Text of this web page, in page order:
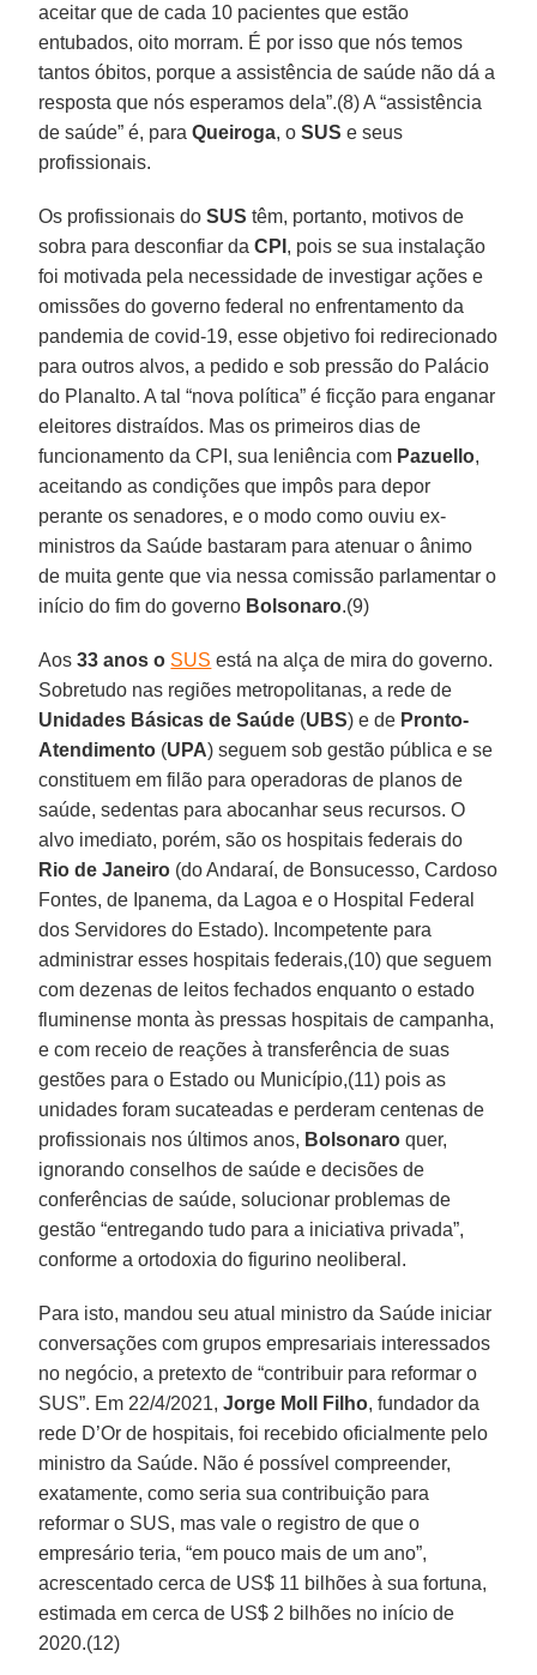
aceitar que de cada 10 pacientes que estão
entubados, oito morram. É por isso que nós temos
tantos óbitos, porque a assistência de saúde não dá a
resposta que nós esperamos dela”.(8) A “assistência
de saúde” é, paraQueiroga, oSUS e seus
profissionais.
Os profissionais doSUS têm, portanto, motivos de
sobra para desconfiar daCPI , pois se sua instalação
foi motivada pela necessidade de investigar ações e
omissões do governo federal no enfrentamento da
pandemia de covid-19, esse objetivo foi redirecionado
para outros alvos, a pedido e sob pressão do Palácio
do Planalto. A tal “nova política” é ficção para enganar
eleitores distraídos. Mas os primeiros dias de
funcionamento da CPI, sua leniência com Pazuello,
aceitando as condições que impôs para depor
perante os senadores, e o modo como ouviu ex-
ministros da Saúde bastaram para atenuar o ânimo
de muita gente que via nessa comissão parlamentar o
início do fim do governo Bolsonaro.(9)
Aos33 anos o SUS está na alça de mira do governo.
Sobretudo nas regiões metropolitanas, a rede de
Unidades Básicas de Saúde (UBS) e de Pronto-
Atendimento (UPA) seguem sob gestão pública e se
constituem em filão para operadoras de planos de
saúde, sedentas para abocanhar seus recursos. O
alvo imediato, porém, são os hospitais federais do
Rio de Janeiro (do Andaraí, de Bonsucesso, Cardoso
Fontes, de Ipanema, da Lagoa e o Hospital Federal
dos Servidores do Estado). Incompetente para
administrar esses hospitais federais,(10) que seguem
com dezenas de leitos fechados enquanto o estado
fluminense monta às pressas hospitais de campanha,
e com receio de reações à transferência de suas
gestões para o Estado ou Município,(11) pois as
unidades foram sucateadas e perderam centenas de
profissionais nos últimos anos, Bolsonaro quer,
ignorando conselhos de saúde e decisões de
conferências de saúde, solucionar problemas de
gestão “entregando tudo para a iniciativa privada”,
conforme a ortodoxia do figurino neoliberal.
Para isto, mandou seu atual ministro da Saúde iniciar
conversações com grupos empresariais interessados
no negócio, a pretexto de “contribuir para reformar o
SUS”. Em 22/4/2021,Jorge Moll Filho, fundador da
rede D’Or de hospitais, foi recebido oficialmente pelo
ministro da Saúde. Não é possível compreender,
exatamente, como seria sua contribuição para
reformar o SUS, mas vale o registro de que o
empresário teria, “em pouco mais de um ano”,
acrescentado cerca de US$ 11 bilhões à sua fortuna,
estimada em cerca de US$ 2 bilhões no início de
2020.(12)